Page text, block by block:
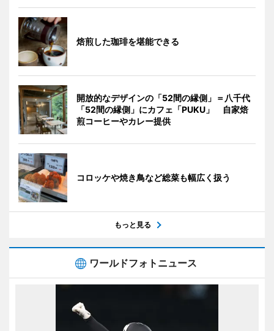
焙煎した珈琲を堪能できる
開放的なデザインの「52間の縁側」＝八千代
「52間の縁側」にカフェ「PUKU」 自家焙
煎コーヒーやカレー提供
コロッケや焼き鳥など総菜も幅広く扱う
もっと見る
ワールドフォトニュース